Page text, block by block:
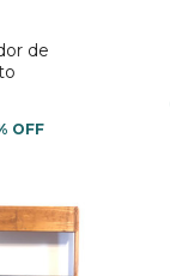
de
OFF